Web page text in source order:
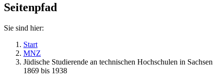
Seitenpfad
Sie sind hier:
Start
MNZ
Jüdische Studierende an technischen Hochschulen in Sachsen
1869 bis 1938